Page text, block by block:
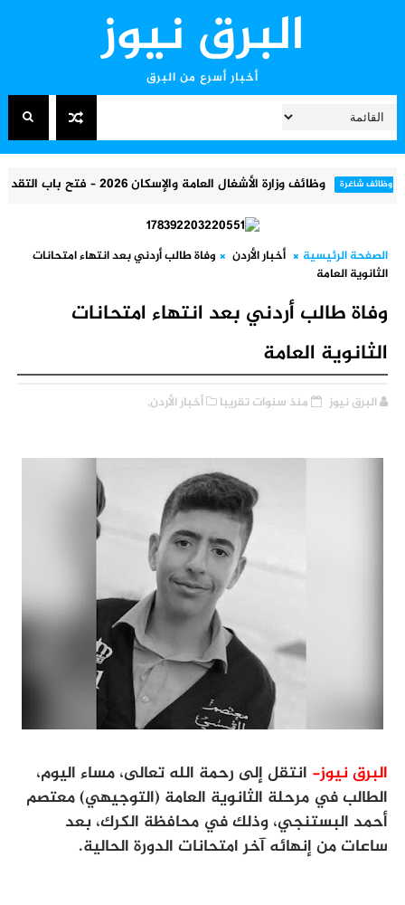
البرق نيوز
أخبار أسرع من البرق
شاغرة وظائف وزارة الأشغال العامة والإسكان 2026 – فتح باب التقديم لوظائف فنيين براتب 550 دينار
الصفحة الرئيسية أخبار الأردن
وفاة طالب أردني بعد انتهاء امتحانات
الثانوية العامة
وفاة طالب أردني بعد انتهاء امتحانات
الثانوية العامة
البرق نيوز منذ سنوات تقريبا أخبار الأردن,
البرق نيوز- انتقل إلى رحمة الله تعالى، مساء اليوم،
الطالب في مرحلة الثانوية العامة (التوجيهي) معتصم
أحمد البستنجي، وذلك في محافظة الكرك، بعد
ساعات من إنهائه آخر امتحانات الدورة الحالية.